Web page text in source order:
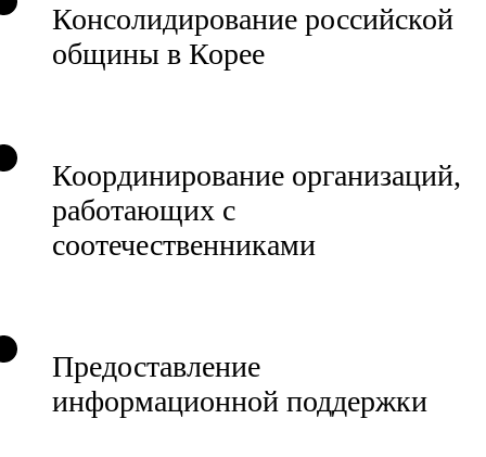
Консолидирование российской
общины в Корее
Координирование организаций,
работающих с
соотечественниками
Предоставление
информационной поддержки